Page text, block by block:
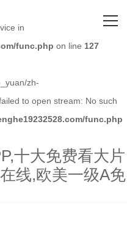
in
func.php on line 127
zh-
to open stream: No such
func.php
十大免费看大片
线,欧美一级A免